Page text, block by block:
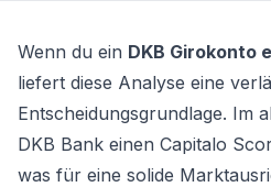
Wenn du ein DKB Girokonto
liefert diese Analyse eine
Entscheidungsgrundlage. Im
DKB Bank einen Capitalo
was für eine solide